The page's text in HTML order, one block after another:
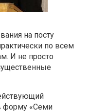
на посту
по всем
И не просто
форму «Семи